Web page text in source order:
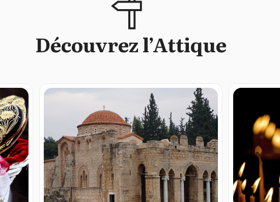
Découvrez l’Attique